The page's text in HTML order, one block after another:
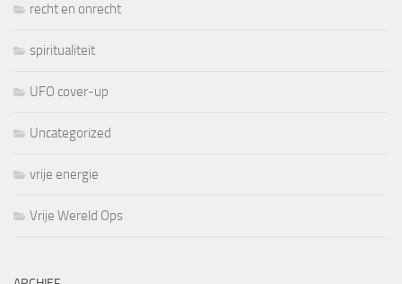
recht en onrecht
spiritualiteit
UFO cover-up
Uncategorized
vrije energie
Vrije Wereld Ops